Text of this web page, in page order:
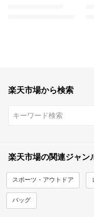
楽天市場から検索
楽天市場の関連ジャン
スポーツ・アウトドア
バッグ